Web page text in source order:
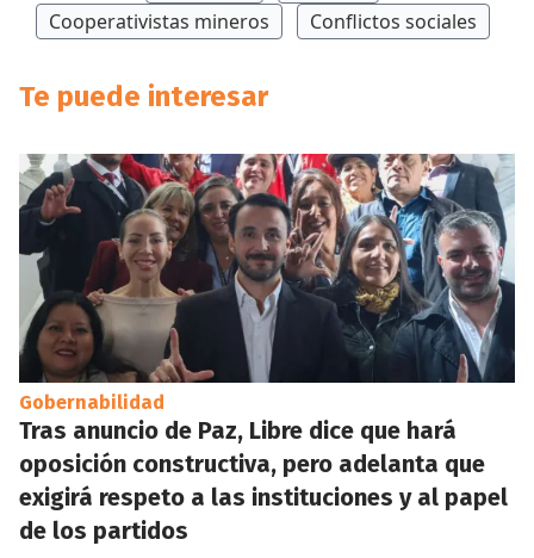
Cooperativistas mineros
Conflictos sociales
Te puede interesar
Gobernabilidad
Tras anuncio de Paz, Libre dice que hará
oposición constructiva, pero adelanta que
exigirá respeto a las instituciones y al papel
de los partidos